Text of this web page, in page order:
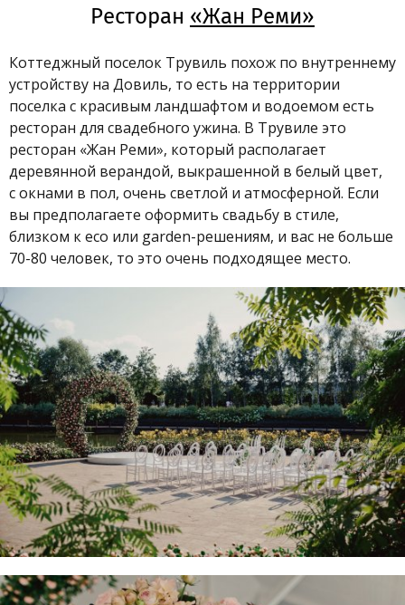
Ресторан «Жан Реми»
Коттеджный поселок Трувиль похож по внутреннему
устройству на Довиль, то есть на территории
поселка с красивым ландшафтом и водоемом есть
ресторан для свадебного ужина. В Трувиле это
ресторан «Жан Реми», который располагает
деревянной верандой, выкрашенной в белый цвет,
с окнами в пол, очень светлой и атмосферной. Если
вы предполагаете оформить свадьбу в стиле,
близком к eco или garden-решениям, и вас не больше
70-80 человек, то это очень подходящее место.